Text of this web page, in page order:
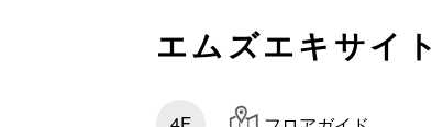
エムズエキサイト